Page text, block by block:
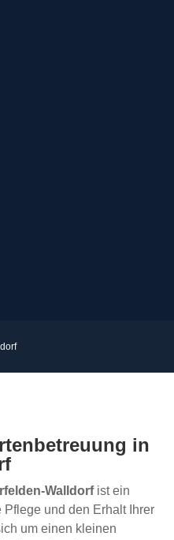
in
Walldorfist ein
und den Erhalt Ihrer
um einen kleinen